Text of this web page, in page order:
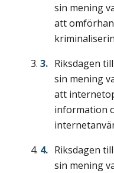
sin mening
att
Riksdagen
sin mening
att
information
Riksdagen
sin mening